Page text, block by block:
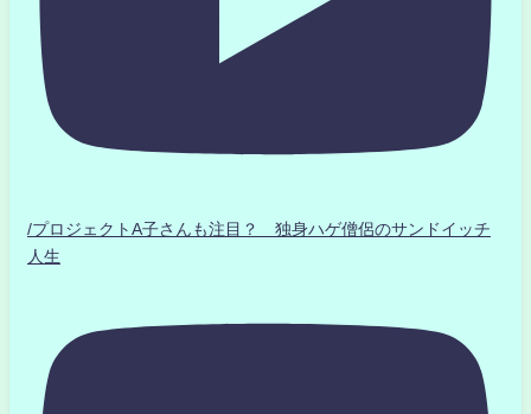
/プロジェクトA子さんも注目？ 独身ハゲ僧侶のサンドイッチ
人生